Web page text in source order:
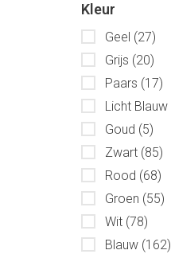
Kleur
Geel (27)
Grijs (20)
Paars (17)
Licht Blauw
Goud (5)
Zwart (85)
Rood (68)
Groen (55)
Wit (78)
Blauw (162)